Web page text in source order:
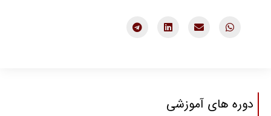
دوره های آموزشی